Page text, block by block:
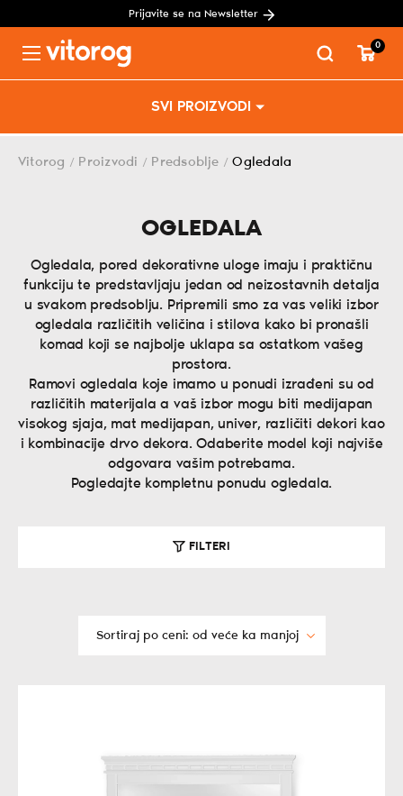
Prijavite se na Newsletter
SVI PROIZVODI
0
Vitorog / Proizvodi / Predsoblje /Ogledala
OGLEDALA
Ogledala, pored dekorativne uloge imaju i praktičnu
funkciju te predstavljaju jedan od neizostavnih detalja
u svakom predsoblju. Pripremili smo za vas veliki izbor
ogledala različitih veličina i stilova kako bi pronašli
komad koji se najbolje uklapa sa ostatkom vašeg
prostora.
Ramovi ogledala koje imamo u ponudi izrađeni su od
različitih materijala a vaš izbor mogu biti medijapan
visokog sjaja, mat medijapan, univer, različiti dekori kao
i kombinacije drvo dekora. Odaberite model koji najviše
odgovara vašim potrebama.
Pogledajte kompletnu ponudu ogledala.
FILTERI